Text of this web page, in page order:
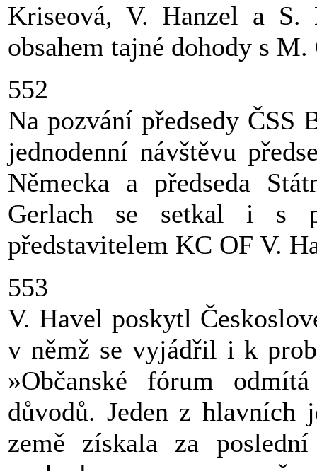
Kriseová, V. Hanzel a
obsahem tajné dohody s
552
Na pozvání předsedy ČSS
jednodenní návštěvu
Německa a předseda
Gerlach se setkal i s
představitelem KC OF V.
553
V. Havel poskytl
v němž se vyjádřil i k
»Občanské fórum
důvodů. Jeden z hlavních
země získala za